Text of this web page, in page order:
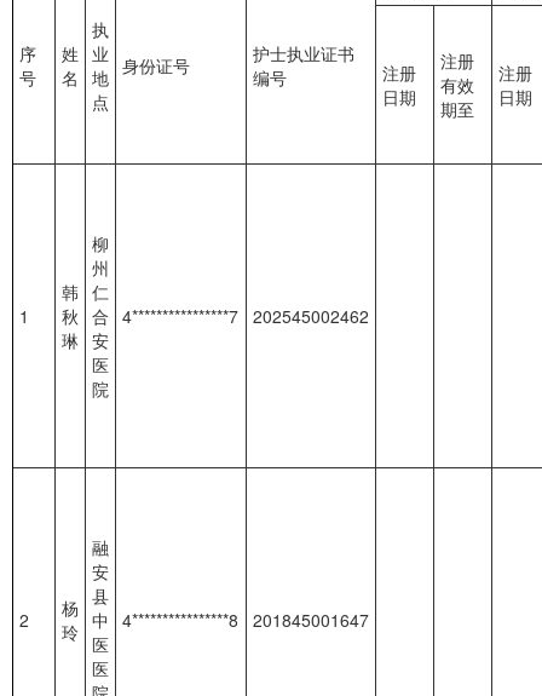
序
号
姓
名
执
业
地
点
身份证号
护士执业证书
编号
注册
日期
注册
有效
期至
注册
日期
1
韩
秋
琳
柳
州
仁
合
安
医
院
4****************7 202545002462
2
杨
玲
融
安
县
中
医
医
4****************8 201845001647